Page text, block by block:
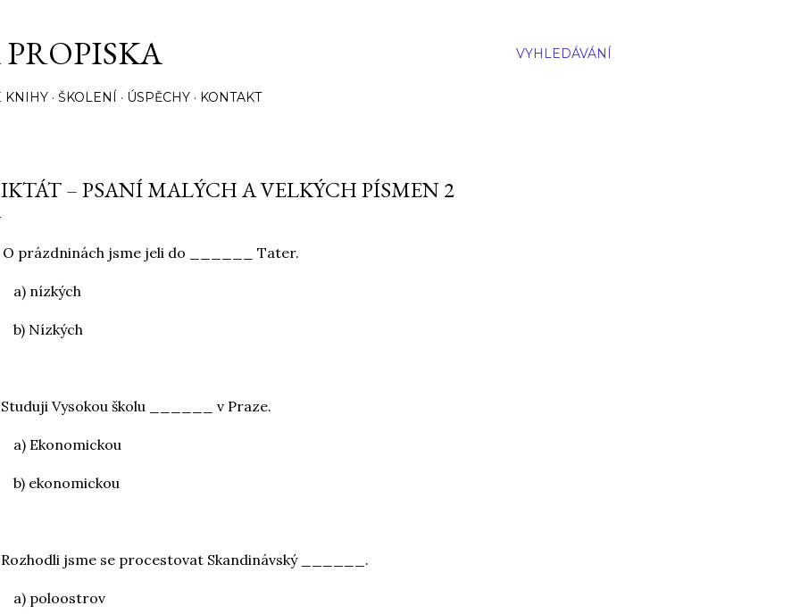
VYHLEDÁVÁNÍ
KNIHY ŠKOLENÍ ÚSPĚCHY KONTAKT
– PSANÍ MALÝCH A VELKÝCH PÍSMEN 2
O prázdninách jsme jeli do ______ Tater.
a) nízkých
b) Nízkých
Vysokou školu ______ v Praze.
a) Ekonomickou
b) ekonomickou
jsme se procestovat Skandinávský ______.
a) poloostrov